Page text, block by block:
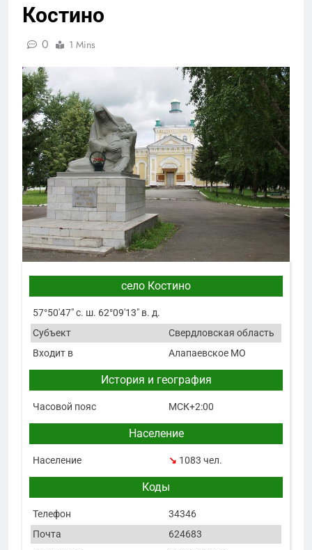
Костино
0 1 Mins
село Костино
57°50′47″ с. ш. 62°09′13″ в. д.
Субъект
Свердловская область
Входит в
Алапаевское МО
История и география
Часовой пояс МСК+2:00
Население
Население ↘ 1083 чел.
Коды
Телефон
34346
Почта
624683